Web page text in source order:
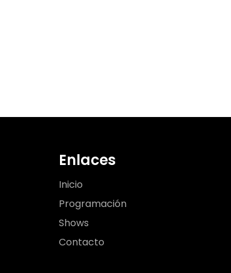
Enlaces
Inicio
Programación
Shows
Contacto